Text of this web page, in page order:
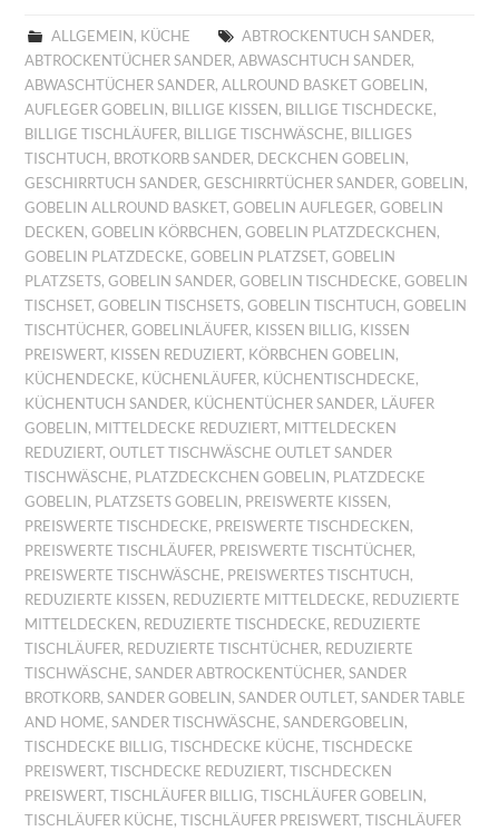
ALLGEMEIN , KÜCHE ABTROCKENTUCH SANDER,
ABTROCKENTÜCHER SANDER,ABWASCHTUCH SANDER,
ABWASCHTÜCHER SANDER,ALLROUND BASKET GOBELIN ,
AUFLEGER GOBELIN , BILLIGE KISSEN , BILLIGE TISCHDECKE,
BILLIGE TISCHLÄUFER, BILLIGE TISCHWÄSCHE, BILLIGES
TISCHTUCH , BROTKORB SANDER, DECKCHEN GOBELIN ,
GESCHIRRTUCH SANDER,GESCHIRRTÜCHER SANDER,GOBELIN ,
GOBELIN ALLROUND BASKET,GOBELIN AUFLEGER,GOBELIN
DECKEN ,GOBELIN KÖRBCHEN ,GOBELIN PLATZDECKCHEN ,
GOBELIN PLATZDECKE,GOBELIN PLATZSET,GOBELIN
PLATZSETS,GOBELIN SANDER,GOBELIN TISCHDECKE,GOBELIN
TISCHSET,GOBELIN TISCHSETS,GOBELIN TISCHTUCH ,GOBELIN
TISCHTÜCHER,GOBELINLÄUFER, KISSEN BILLIG, KISSEN
PREISWERT, KISSEN REDUZIERT, KÖRBCHEN GOBELIN ,
KÜCHENDECKE, KÜCHENLÄUFER, KÜCHENTISCHDECKE,
KÜCHENTUCH SANDER, KÜCHENTÜCHER SANDER, LÄUFER
GOBELIN , MITTELDECKE REDUZIERT, MITTELDECKEN
REDUZIERT,OUTLET TISCHWÄSCHE OUTLET SANDER
TISCHWÄSCHE, PLATZDECKCHEN GOBELIN , PLATZDECKE
GOBELIN , PLATZSETS GOBELIN , PREISWERTE KISSEN ,
PREISWERTE TISCHDECKE, PREISWERTE TISCHDECKEN ,
PREISWERTE TISCHLÄUFER, PREISWERTE TISCHTÜCHER,
PREISWERTE TISCHWÄSCHE, PREISWERTES TISCHTUCH ,
REDUZIERTE KISSEN , REDUZIERTE MITTELDECKE, REDUZIERTE
MITTELDECKEN , REDUZIERTE TISCHDECKE, REDUZIERTE
TISCHLÄUFER, REDUZIERTE TISCHTÜCHER, REDUZIERTE
TISCHWÄSCHE,SANDER ABTROCKENTÜCHER,SANDER
BROTKORB,SANDER GOBELIN ,SANDER OUTLET,SANDER TABLE
AND HOME,SANDER TISCHWÄSCHE,SANDERGOBELIN ,
TISCHDECKE BILLIG,TISCHDECKE KÜCHE,TISCHDECKE
PREISWERT,TISCHDECKE REDUZIERT,TISCHDECKEN
PREISWERT,TISCHLÄUFER BILLIG,TISCHLÄUFER GOBELIN ,
TISCHLÄUFER KÜCHE,TISCHLÄUFER PREISWERT,TISCHLÄUFER